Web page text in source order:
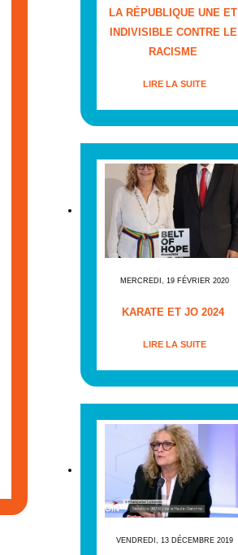
LA RÉPUBLIQUE UNE ET
INDIVISIBLE CONTRE LE
RACISME
LIRE LA SUITE
MERCREDI, 19 FÉVRIER 2020
KARATE ET JO 2024
LIRE LA SUITE
VENDREDI, 13 DÉCEMBRE 2019